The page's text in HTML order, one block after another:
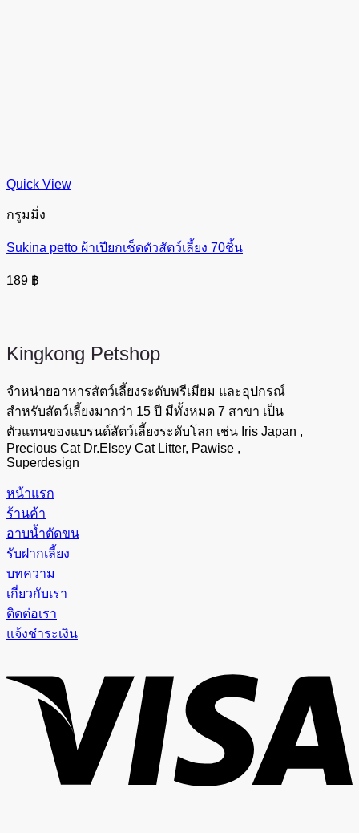
Quick View
กรูมมิ่ง
Sukina petto ผ้าเปียกเช็ดตัวสัตว์เลี้ยง 70ชิ้น
189 ฿
Kingkong Petshop
จำหน่ายอาหารสัตว์เลี้ยงระดับพรีเมียม และอุปกรณ์
สำหรับสัตว์เลี้ยงมากว่า 15 ปี มีทั้งหมด 7 สาขา เป็น
ตัวแทนของแบรนด์สัตว์เลี้ยงระดับโลก เช่น Iris Japan ,
Precious Cat Dr.Elsey Cat Litter, Pawise ,
Superdesign
หน้าแรก
ร้านค้า
อาบน้ำตัดขน
รับฝากเลี้ยง
บทความ
เกี่ยวกับเรา
ติดต่อเรา
แจ้งชำระเงิน